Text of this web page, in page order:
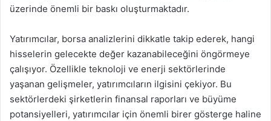
üzerinde önemli bir baskı oluşturmaktadır.
Yatırımcılar, borsa analizlerini dikkatle takip ederek, hangi
hisselerin gelecekte değer kazanabileceğini öngörmeye
çalışıyor. Özellikle teknoloji ve enerji sektörlerinde
yaşanan gelişmeler, yatırımcıların ilgisini çekiyor. Bu
sektörlerdeki şirketlerin finansal raporları ve büyüme
potansiyelleri, yatırımcılar için önemli birer gösterge haline